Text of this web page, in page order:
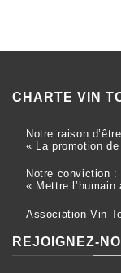
CHARTE VIN
Notre raison
« La promotion
Notre conviction :
« Mettre
Association Vin-
REJOIGNEZ-